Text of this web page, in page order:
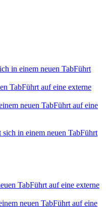
in einem neuen TabFührt
TabFührt auf eine externe
neuen TabFührt auf eine
sich in einem neuen TabFührt
TabFührt auf eine externe
neuen TabFührt auf eine